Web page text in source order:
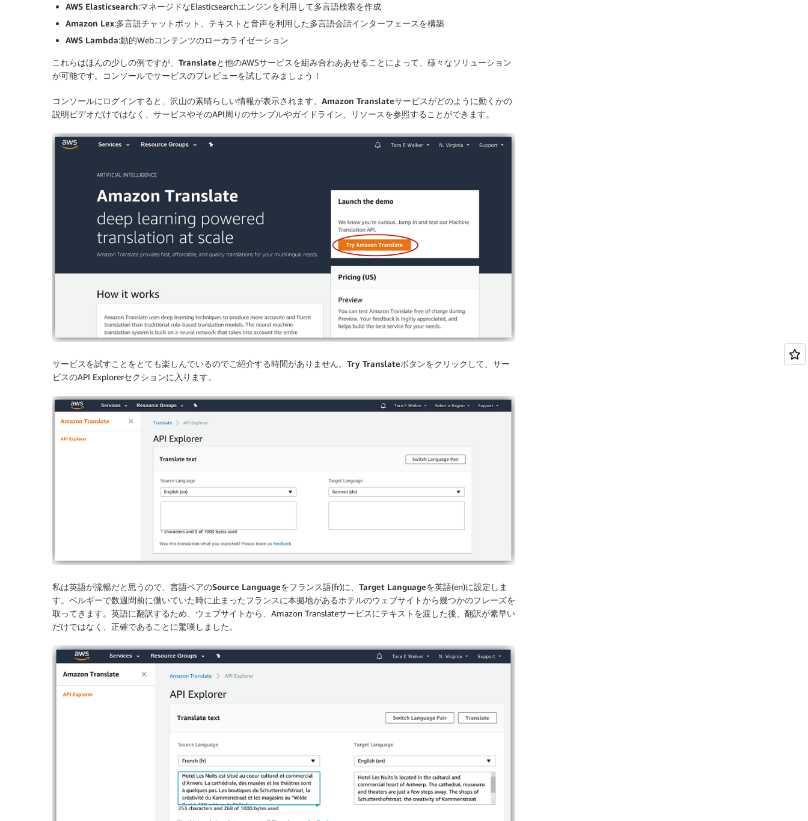
AWS Elasticsearch:マネージドなElasticsearchエンジンを利用して多言語検索を作成
Amazon Lex:多言語チャットボット、テキストと音声を利用した多言語会話インターフェースを構築
AWS Lambda:動的Webコンテンツのローカライゼーション
これらはほんの少しの例ですが、 Translateと他のAWSサービスを組み合わああせることによって、様々なソリューション
が可能です。コンソールでサービスのプレビューを試してみましょう！
コンソールにログインすると、沢山の素晴らしい情報が表示されます。 Amazon Translateサービスがどのように動くかの
説明ビデオだけではなく、サービスやそのAPI周りのサンプルやガイドライン、リソースを参照することができます。
サービスを試すことをとても楽しんでいるのでご紹介する時間がありません。 Try Translateボタンをクリックして、サー
ビスのAPI Explorerセクションに入ります。
私は英語が流暢だと思うので、言語ペアのSource Languageをフランス語(fr)に、 Target Languageを英語(en)に設定しま
す。ベルギーで数週間前に働いていた時に止まったフランスに本拠地があるホテルのウェブサイトから幾つかのフレーズを
取ってきます。英語に翻訳するため、ウェブサイトから、Amazon Translateサービスにテキストを渡した後、翻訳が素早い
だけではなく、正確であることに驚嘆しました。